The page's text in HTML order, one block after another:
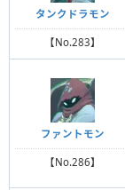
タンクドラモン
【No.283】
ファントモン
【No.286】